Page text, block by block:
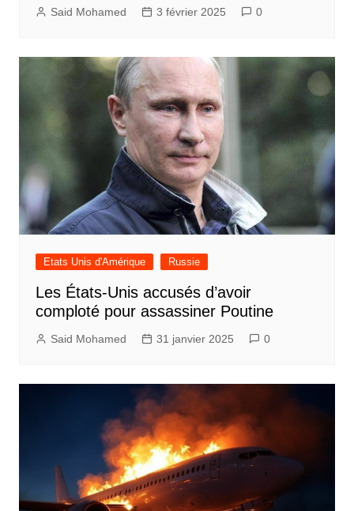
Said Mohamed 3 février 2025 0
Etats Unis d'Amérique Russie
Les États-Unis accusés d’avoir
comploté pour assassiner Poutine
Said Mohamed 31 janvier 2025 0